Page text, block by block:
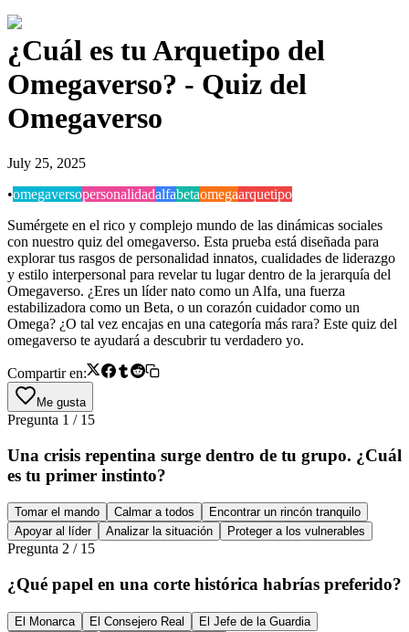
¿Cuál es tu Arquetipo del
Omegaverso? - Quiz del
Omegaverso
July 25, 2025
•omegaversopersonalidadalfabetaomegaarquetipo
Sumérgete en el rico y complejo mundo de las dinámicas sociales
con nuestro quiz del omegaverso. Esta prueba está diseñada para
explorar tus rasgos de personalidad innatos, cualidades de liderazgo
y estilo interpersonal para revelar tu lugar dentro de la jerarquía del
Omegaverso. ¿Eres un líder nato como un Alfa, una fuerza
estabilizadora como un Beta, o un corazón cuidador como un
Omega? ¿O tal vez encajas en una categoría más rara? Este quiz del
omegaverso te ayudará a descubrir tu verdadero yo.
Compartir en:
Me gusta
Pregunta 1 / 15
Una crisis repentina surge dentro de tu grupo. ¿Cuál
es tu primer instinto?
Tomar el mando Calmar a todos
Encontrar un rincón tranquilo
Apoyar al líder
Analizar la situación Proteger a los vulnerables
Pregunta 2 / 15
¿Qué papel en una corte histórica habrías preferido?
El Monarca El Consejero Real
El Jefe de la Guardia